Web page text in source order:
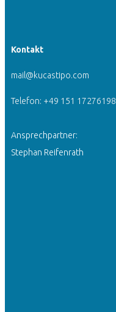
Kontakt
mail@kucastipo.com
Telefon: +49 151 17276198
Ansprechpartner:
Stephan Reifenrath